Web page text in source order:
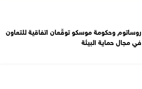
روساتوم وحكومة موسكو توقّعان اتفاقية للتعاون
في مجال حماية البيئة